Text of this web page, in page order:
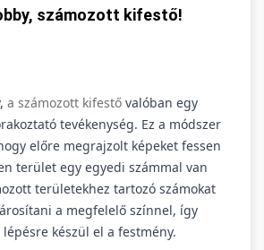
számozott kifestő!
a számozott kifestővalóban egy
tevékenység. Ez a módszer
előre megrajzolt képeket fessen
terület egy egyedi számmal van
területekhez tartozó számokat
a megfelelő színnel, így
készül el a festmény.